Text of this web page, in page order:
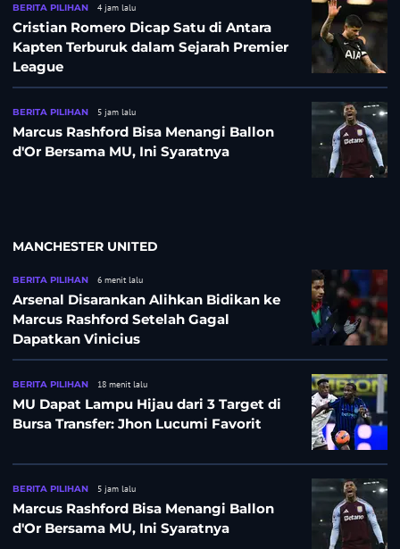
BERITA PILIHAN 4 jam lalu
Cristian Romero Dicap Satu di Antara
Kapten Terburuk dalam Sejarah Premier
League
BERITA PILIHAN 5 jam lalu
Marcus Rashford Bisa Menangi Ballon
d'Or Bersama MU, Ini Syaratnya
MANCHESTER UNITED
BERITA PILIHAN 6 menit lalu
Arsenal Disarankan Alihkan Bidikan ke
Marcus Rashford Setelah Gagal
Dapatkan Vinicius
BERITA PILIHAN 18 menit lalu
MU Dapat Lampu Hijau dari 3 Target di
Bursa Transfer: Jhon Lucumi Favorit
BERITA PILIHAN 5 jam lalu
Marcus Rashford Bisa Menangi Ballon
d'Or Bersama MU, Ini Syaratnya